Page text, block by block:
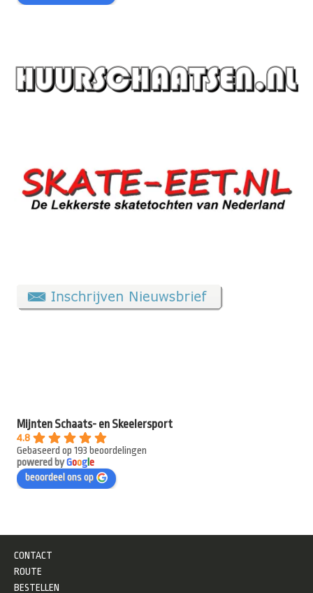
Mijnten Schaats- en Skeelersport
4.8
Gebaseerd op 193 beoordelingen
powered byGooge
beoordeel ons op
CONTACT
ROUTE
BESTELLEN